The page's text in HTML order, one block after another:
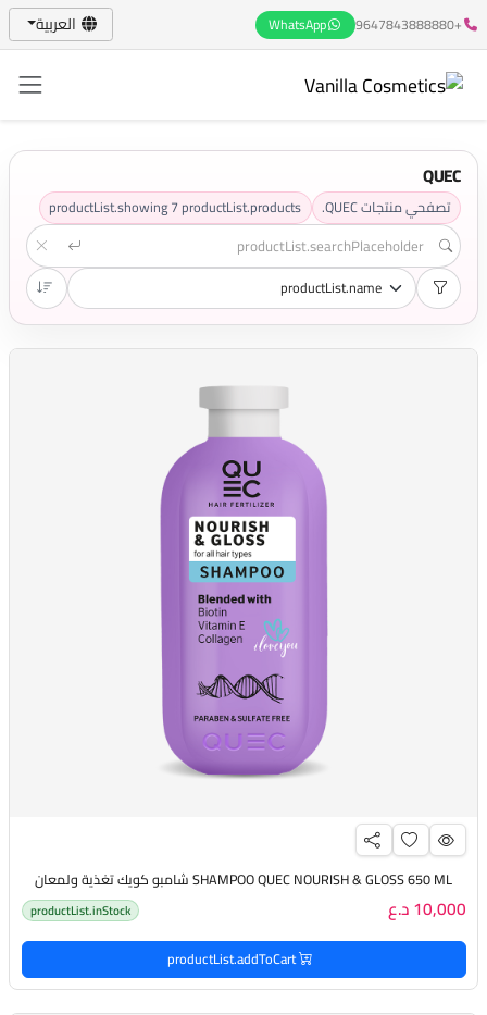
+9647843888880
WhatsApp العربية
QUEC
تصفحي منتجات QUEC. productList.showing7productList.products
SHAMPOO QUEC NOURISH & GLOSS 650 ML شامبو كويك تغذية ولمعان
10,000 د.ع productList.inStock
productList.addToCart